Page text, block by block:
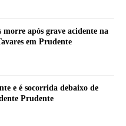
morre após grave acidente na
em Prudente
e é socorrida debaixo de
Prudente